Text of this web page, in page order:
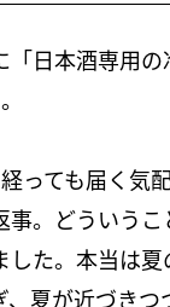
「日本酒専用
っても届く気
事。どういう
した。本当は
、夏が近づき